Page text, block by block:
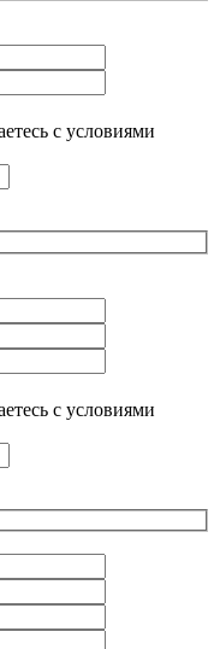
с условиями
с условиями